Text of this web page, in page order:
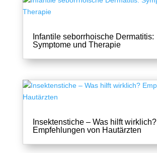
Infantile seborrhoische Dermatitis:
Symptome und Therapie
Insektenstiche – Was hilft wirklich?
Empfehlungen von Hautärzten